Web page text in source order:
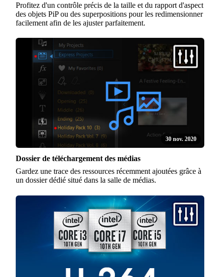
Profitez d'un contrôle précis de la taille et du rapport d'aspect
des objets PiP ou des superpositions pour les redimensionner
facilement afin de les ajuster parfaitement.
30 nov. 2020
Dossier de téléchargement des médias
Gardez une trace des ressources récemment ajoutées grâce à
un dossier dédié situé dans la salle de médias.